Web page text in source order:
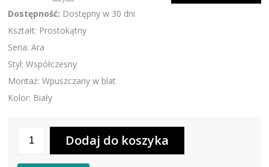
Dostępność: Dostępny w 30 dni
Kształt: Prostokątny
Seria: Ara
Styl: Współczesny
Montaż: Wpuszczany w blat
Kolor: Biały